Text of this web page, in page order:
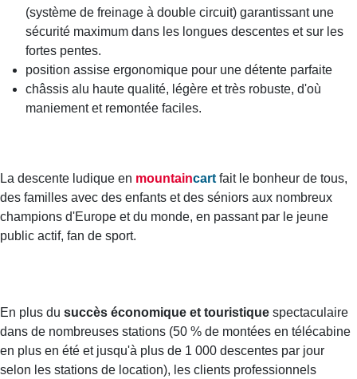
(système de freinage à double circuit) garantissant une
sécurité maximum dans les longues descentes et sur les
fortes pentes.
position assise ergonomique pour une détente parfaite
châssis alu haute qualité, légère et très robuste, d'où
maniement et remontée faciles.
La descente ludique en mountaincart fait le bonheur de tous,
des familles avec des enfants et des séniors aux nombreux
champions d'Europe et du monde, en passant par le jeune
public actif, fan de sport.
En plus du succès économique et touristique spectaculaire
dans de nombreuses stations (50 % de montées en télécabine
en plus en été et jusqu'à plus de 1 000 descentes par jour
selon les stations de location), les clients professionnels